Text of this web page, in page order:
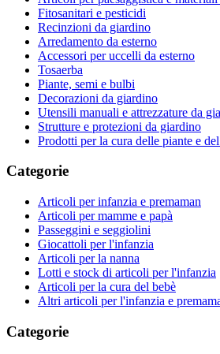
Fitosanitari e pesticidi
Recinzioni da giardino
Arredamento da esterno
Accessori per uccelli da esterno
Tosaerba
Piante, semi e bulbi
Decorazioni da giardino
Utensili manuali e attrezzature da
Strutture e protezioni da giardino
Prodotti per la cura delle piante e
Categorie
Articoli per infanzia e premaman
Articoli per mamme e papà
Passeggini e seggiolini
Giocattoli per l'infanzia
Articoli per la nanna
Lotti e stock di articoli per l'infanzia
Articoli per la cura del bebè
Altri articoli per l'infanzia e
Categorie